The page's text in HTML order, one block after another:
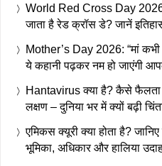
World Red Cross Day 2026:
जाता है रेड क्रॉस डे? जानें
Mother’s Day 2026: “मां कभी
ये कहानी पढ़कर नम हो जाएंगी
Hantavirus क्या है? कैसे फैलता
लक्षण – दुनिया भर में क्यों बढ़ी
एमिकस क्यूरी क्या होता है? जानिए
भूमिका, अधिकार और हालिया